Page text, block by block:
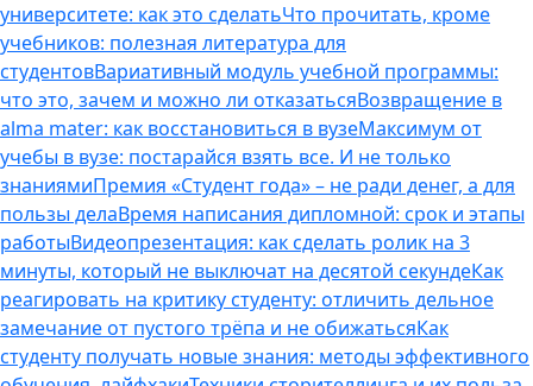
университете: как это сделатьЧто прочитать, кроме
учебников: полезная литература для
студентовВариативный модуль учебной программы:
что это, зачем и можно ли отказатьсяВозвращение в
alma mater: как восстановиться в вузеМаксимум от
учебы в вузе: постарайся взять все. И не только
знаниямиПремия «Студент года» – не ради денег, а для
пользы делаВремя написания дипломной: срок и этапы
работыВидеопрезентация: как сделать ролик на 3
минуты, который не выключат на десятой секундеКак
реагировать на критику студенту: отличить дельное
замечание от пустого трёпа и не обижатьсяКак
студенту получать новые знания: методы эффективного